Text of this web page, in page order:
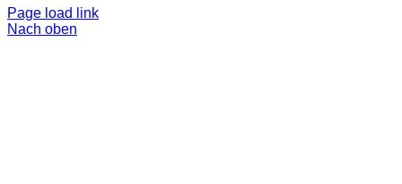
Page load link
Nach oben